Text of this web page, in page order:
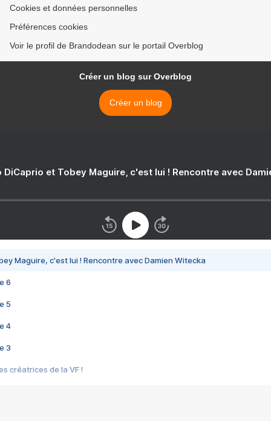
Cookies et données personnelles
Préférences cookies
Voir le profil de Brandodean sur le portail Overblog
Créer un blog sur Overblog
Créer un blog
DiCaprio et Tobey Maguire, c'est lui ! Rencontre avec
Maguire, c'est lui ! Rencontre avec Damien Witecka
6
5
4
3
créatrices de la VF !